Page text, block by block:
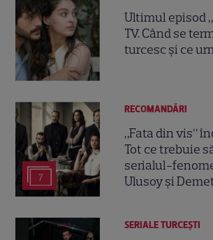
Ultimul episod
TV. Când se
turcesc și ce
7
RECOMANDĂRI
„Fata din vis”
Tot ce trebuie
serialul-
Ulusoy și
SERIALE TURCEŞTI